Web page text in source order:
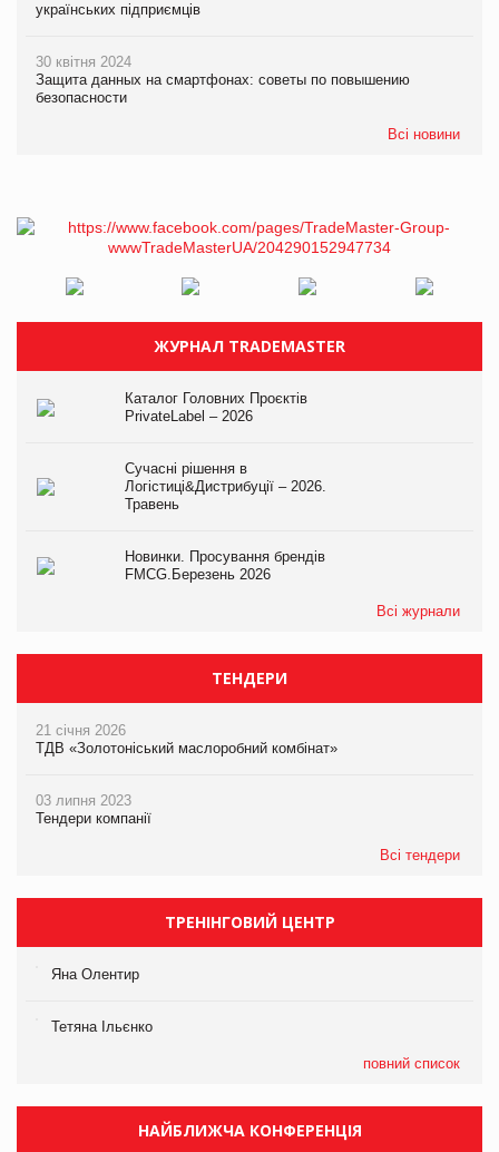
українських підприємців
30 квітня 2024
Защита данных на смартфонах: советы по повышению
безопасности
Всі новини
ЖУРНАЛ TRADEMASTER
Каталог Головних Проєктів
PrivateLabel – 2026
Сучасні рішення в
Логістиці&Дистрибуції – 2026.
Травень
Новинки. Просування брендів
FMCG.Березень 2026
Всі журнали
ТЕНДЕРИ
21 січня 2026
ТДВ «Золотоніський маслоробний комбінат»
03 липня 2023
Тендери компанії
Всі тендери
ТРЕНІНГОВИЙ ЦЕНТР
Яна Олентир
Тетяна Ільєнко
повний список
НАЙБЛИЖЧА КОНФЕРЕНЦІЯ